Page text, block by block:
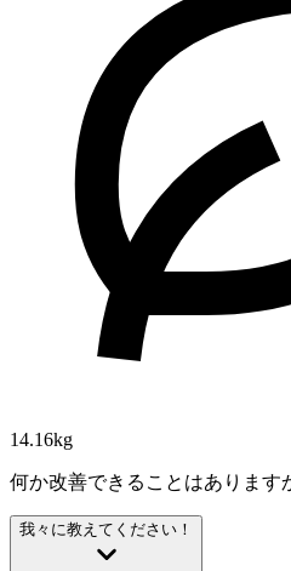
14.16kg
何か改善できることはあります
我々に教えてください！